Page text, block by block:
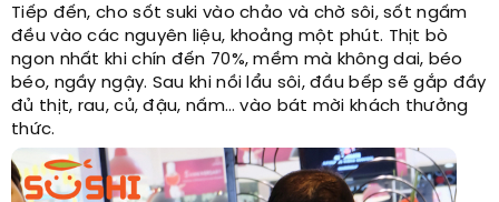
Tiếp đến, cho sốt suki vào chảo và chờ sôi, sốt ngấm
đều vào các nguyên liệu, khoảng một phút. Thịt bò
ngon nhất khi chín đến 70%, mềm mà không dai, béo
béo, ngầy ngậy. Sau khi nồi lẩu sôi, đầu bếp sẽ gắp đầy
đủ thịt, rau, củ, đậu, nấm… vào bát mời khách thưởng
thức.